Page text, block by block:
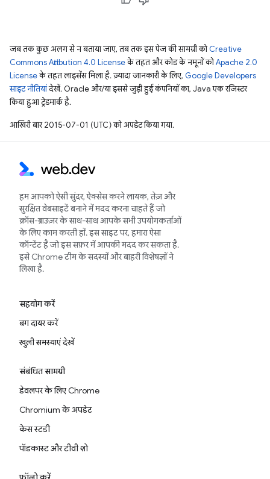
जब तक कुछ अलग से न बताया जाए, तब तक इस पेज की सामग्री कोCreative
Commons Attribution 4.0 Licenseके तहत और कोड के नमूनों कोApache 2.0
Licenseके तहत लाइसेंस मिला है. ज़्यादा जानकारी के लिए, Google Developers
साइट नीतियांदेखें. Oracle और/या इससे जुड़ी हुई कंपनियों का, Java एक रजिस्टर
किया हुआ ट्रेडमार्क है.
आखिरी बार 2015-07-01 (UTC) को अपडेट किया गया.
हम आपको ऐसी सुंदर, ऐक्सेस करने लायक, तेज़ और
सुरक्षित वेबसाइटें बनाने में मदद करना चाहते हैं जो
क्रॉस-ब्राउज़र के साथ-साथ आपके सभी उपयोगकर्ताओं
के लिए काम करती हों. इस साइट पर, हमारा ऐसा
कॉन्टेंट है जो इस सफ़र में आपकी मदद कर सकता है.
इसे Chrome टीम के सदस्यों और बाहरी विशेषज्ञों ने
लिखा है.
सहयोग करें
बग दायर करें
खुली समस्याएं देखें
संबंधित सामग्री
डेवलपर के लिए Chrome
Chromium के अपडेट
केस स्टडी
पॉडकास्ट और टीवी शो